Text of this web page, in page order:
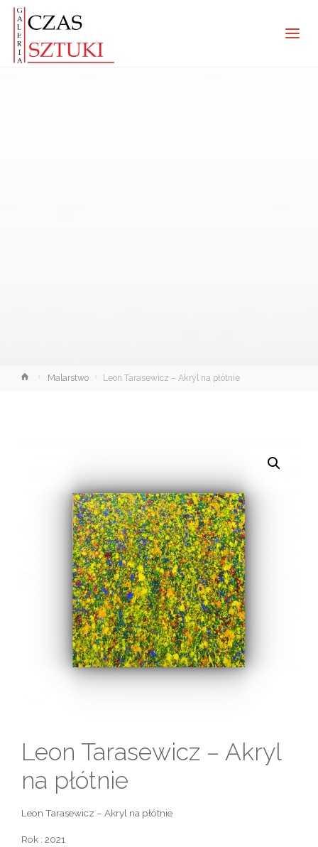
StronaMalarstwo Leon Tarasewicz – Akryl na płótnie
Leon Tarasewicz – Akryl
na płótnie
Leon Tarasewicz – Akryl na płótnie
Rok : 2021